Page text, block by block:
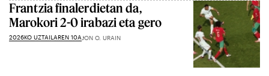
Frantzia finalerdietan da,
Marokori 2-0 irabazi eta gero
2026KO UZTAILAREN 10A JON O. URAIN